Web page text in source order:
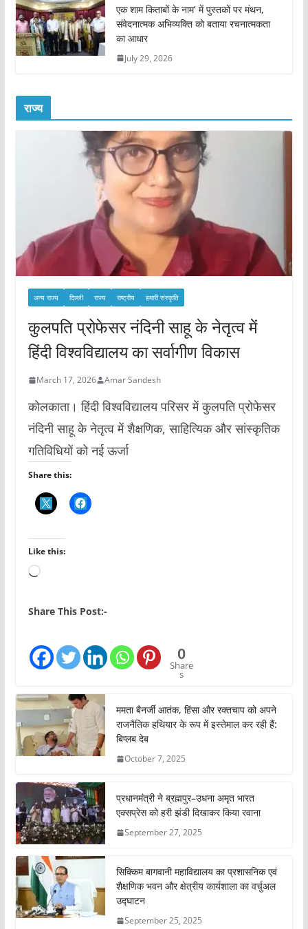
एक शाम किताबों के नाम’ में पुस्तकों पर मंथन,
संवेदनात्मक अभिव्यक्ति को बताया रचनात्मकता
का आधार
July 29, 2026
राज्य
अन्य राज्य दिल्ली राज्य राष्ट्रीय हमारी संस्कृति
कुलपति प्रोफेसर नंदिनी साहू के नेतृत्व में
हिंदी विश्वविद्यालय का सर्वागीण विकास
March 17, 2026 Amar Sandesh
कोलकाता। हिंदी विश्वविद्यालय परिसर में कुलपति प्रोफेसर
नंदिनी साहू के नेतृत्व में शैक्षणिक, साहित्यिक और सांस्कृतिक
गतिविधियों को नई ऊर्जा
Share this:
Like this:
L
a
n
…
Share This Post:-
0
Share
s
ममता बैनर्जी आतंक, हिंसा और रक्तचाप को अपने
राजनैतिक हथियार के रूप में इस्तेमाल कर रही हैं:
बिप्लब देब
October 7, 2025
प्रधानमंत्री ने ब्रह्मपुर–उधना अमृत भारत
एक्सप्रेस को हरी झंडी दिखाकर किया रवाना
September 27, 2025
सिक्किम बागवानी महाविद्यालय का प्रशासनिक एवं
शैक्षणिक भवन और क्षेत्रीय कार्यशाला का वर्चुअल
उद्घाटन
September 25, 2025